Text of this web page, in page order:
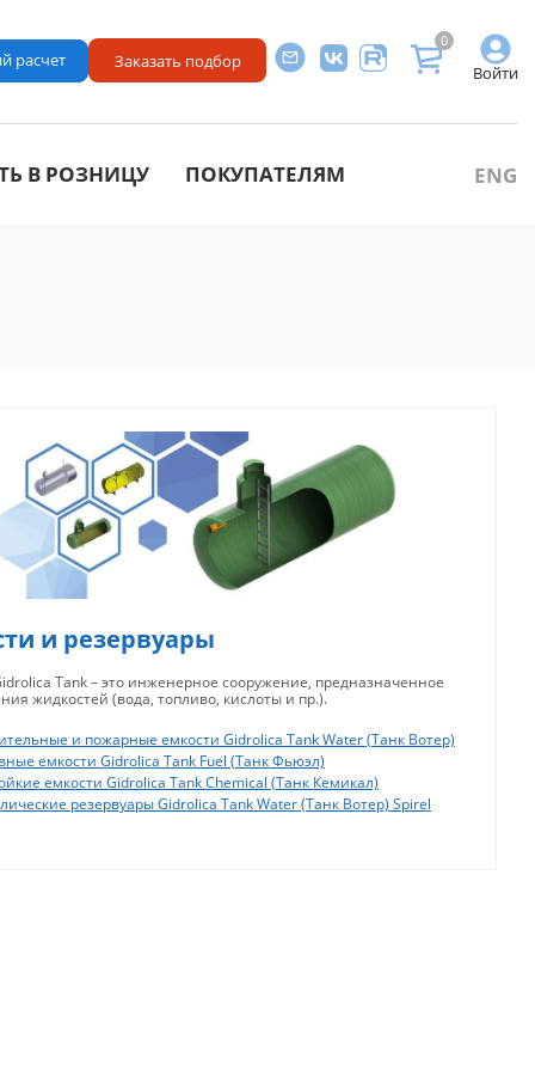
Войти
0
расчет Заказать подбор
В РОЗНИЦУ ПОКУПАТЕЛЯМ ENG
и резервуары
Tank – это инженерное сооружение, предназначенное
жидкостей (вода, топливо, кислоты и пр.).
и пожарные емкости Gidrolica Tank Water (Танк Вотер)
емкости Gidrolica Tank Fuel (Танк Фьюэл)
емкости Gidrolica Tank Chemical (Танк Кемикал)
резервуары Gidrolica Tank Water (Танк Вотер) Spirel